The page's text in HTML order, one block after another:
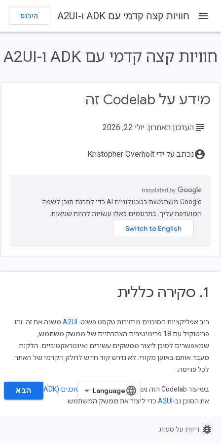
מה תלמדו
הפעלת Cloud Shell Editor
הגדרה של משתני סביבה
menu חוויות קצה קדמי עם ADK ו-A2UI היכנס
חוויות קצה קדמי עם ADK ו-A2UI
מידע על Codelab זה
subject העדכון האחרון: יולי 22, 2026
account_circleנכתב על ידי Kristopher Overholt
‫Google משתמשת בטכנולוגיית AI כדי לתרגם תוכן לשפה
המועדפת עליך. בתרגומים כאלו עשויות להיות שגיאות.
1
. ‏ סקירה כללית
רוב אפליקציות הסוכנים מחזירות טקסט פשוט. A2UI משנה את זה. זהו
פרוטוקול עם 18 פרימיטיבים הצהרתיים של ממשק משתמש,
שמאפשרים לסוכן ליצור ממשקים עשירים ואינטראקטיביים. הלקוח
מעבד אותם באופן מקורי. לא נדרש קוד חדש לחלק הקדמי של האתר
לכל פריסה.
בשיעור Codelab הזה נשתמש ב ערכה לפיתוח סוכנים (ADK)
כדי ליצור
את הסוכן וב- A2UI כדי ליצור את ממשק המשתמש.
מה תפַתחו
הבא‏
bug_report דיווח על טעות